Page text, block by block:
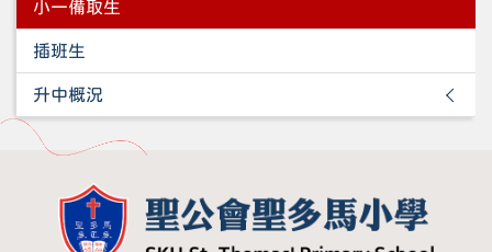
小一備取生
插班生
升中概況